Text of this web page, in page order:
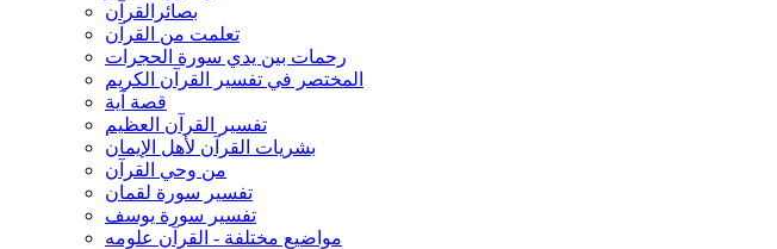
بصائرالقرآن
تعلمت من القرآن
رحمات بين يدي سورة الحجرات
المختصر في تفسير القرآن الكريم
قصة آية
تفسير القرآن العظيم
بشريات القرآن لأهل الإيمان
من وحي القرآن
تفسير سورة لقمان
تفسير سورة يوسف
مواضيع مختلفة - القرآن علومه